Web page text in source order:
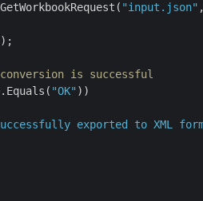
"input.json" ,
is successful
"OK" ))
exported to XML